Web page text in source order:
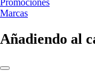
Marcas
Añadiendo al